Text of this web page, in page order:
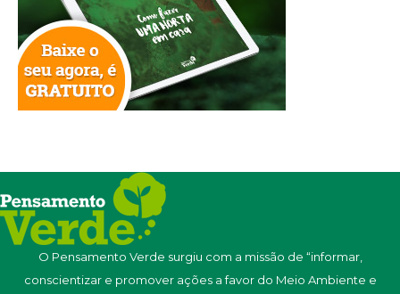
O Pensamento Verde surgiu com a missão de “informar,
conscientizar e promover ações a favor do Meio Ambiente e